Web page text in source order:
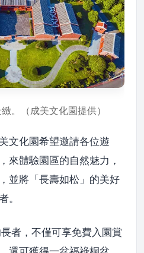
。（成美文化園提供）
文化園希望邀請各位遊
來體驗園區的自然魅力，
並將「長壽如松」的美好
。
者，不僅可享免費入園賞